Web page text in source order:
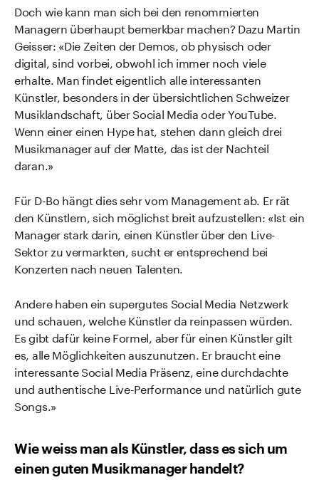
Doch wie kann man sich bei den renommierten
Managern überhaupt bemerkbar machen? Dazu Martin
Geisser: «Die Zeiten der Demos, ob physisch oder
digital, sind vorbei, obwohl ich immer noch viele
erhalte. Man findet eigentlich alle interessanten
Künstler, besonders in der übersichtlichen Schweizer
Musiklandschaft, über Social Media oder YouTube.
Wenn einer einen Hype hat, stehen dann gleich drei
Musikmanager auf der Matte, das ist der Nachteil
daran.»
Für D-Bo hängt dies sehr vom Management ab. Er rät
den Künstlern, sich möglichst breit aufzustellen: «Ist ein
Manager stark darin, einen Künstler über den Live-
Sektor zu vermarkten, sucht er entsprechend bei
Konzerten nach neuen Talenten.
Andere haben ein supergutes Social Media Netzwerk
und schauen, welche Künstler da reinpassen würden.
Es gibt dafür keine Formel, aber für einen Künstler gilt
es, alle Möglichkeiten auszunutzen. Er braucht eine
interessante Social Media Präsenz, eine durchdachte
und authentische Live-Performance und natürlich gute
Songs.»
Wie weiss man als Künstler, dass es sich um
einen guten Musikmanager handelt?